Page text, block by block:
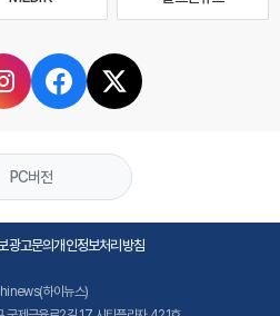
PC버전
광고문의개인정보처리방침
하이뉴스)